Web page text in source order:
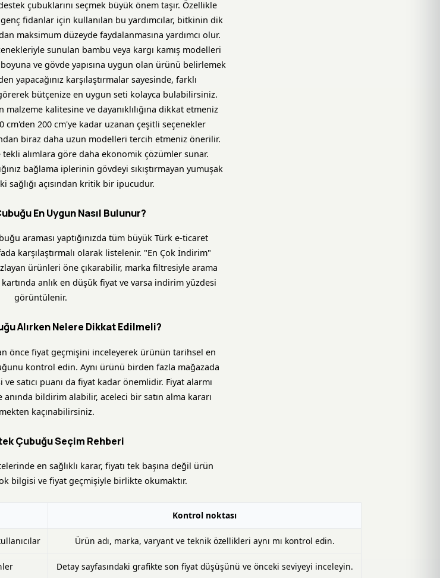
çubuklarını seçmek büyük önem taşır. Özellikle
fidanlar için kullanılan bu yardımcılar, bitkinin dik
maksimum düzeyde faydalanmasına yardımcı olur.
sunulan bambu veya kargı kamış modelleri
ve gövde yapısına uygun olan ürünü belirlemek
yapacağınız karşılaştırmalar sayesinde, farklı
bütçenize en uygun seti kolayca bulabilirsiniz.
malzeme kalitesine ve dayanıklılığına dikkat etmeniz
cm'den 200 cm'ye kadar uzanan çeşitli seçenekler
biraz daha uzun modelleri tercih etmeniz önerilir.
alımlara göre daha ekonomik çözümler sunar.
bağlama iplerinin gövdeyi sıkıştırmayan yumuşak
sağlığı açısından kritik bir ipucudur.
En Uygun Nasıl Bulunur?
araması yaptığınızda tüm büyük Türk e-ticaret
karşılaştırmalı olarak listelenir. "En Çok İndirim"
ürünleri öne çıkarabilir, marka filtresiyle arama
anlık en düşük fiyat ve varsa indirim yüzdesi
görüntülenir.
Alırken Nelere Dikkat Edilmeli?
önce fiyat geçmişini inceleyerek ürünün tarihsel en
kontrol edin. Aynı ürünü birden fazla mağazada
satıcı puanı da fiyat kadar önemlidir. Fiyat alarmı
bildirim alabilir, aceleci bir satın alma kararı
kaçınabilirsiniz.
Çubuğu Seçim Rehberi
en sağlıklı karar, fiyatı tek başına değil ürün
bilgisi ve fiyat geçmişiyle birlikte okumaktır.
Kontrol noktası
Ürün adı, marka, varyant ve teknik özellikleri aynı mı kontrol edin.
Detay sayfasındaki grafikte son fiyat düşüşünü ve önceki seviyeyi inceleyin.